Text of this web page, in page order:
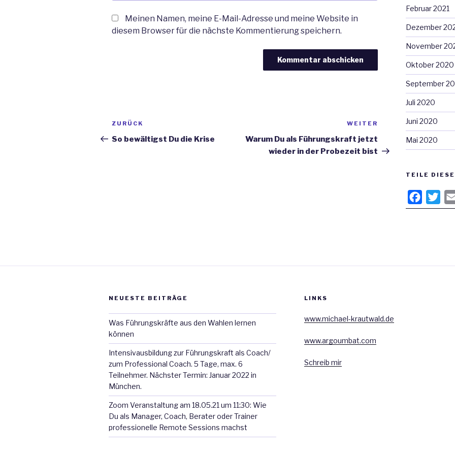
Meinen Namen, meine E-Mail-Adresse und meine Website in
diesem Browser für die nächste Kommentierung speichern.
Beitrags-
Navigation
Vorheriger
Beitrag
ZURÜCK
So bewältigst Du die Krise
Nächster
Beitrag
WEITER
Warum Du als Führungskraft jetzt
wieder in der Probezeit bist
Februar 2021
Dezember
November
Oktober 2020
September
Juli 2020
Juni 2020
Mai 2020
TEILE
a
o
w
e
NEUESTE BEITRÄGE
Was Führungskräfte aus den Wahlen lernen
können
Intensivausbildung zur Führungskraft als Coach/
zum Professional Coach. 5 Tage, max. 6
Teilnehmer. Nächster Termin: Januar 2022 in
München.
Zoom Veranstaltung am 18.05.21 um 11:30: Wie
Du als Manager, Coach, Berater oder Trainer
professionelle Remote Sessions machst
LINKS
www.michael-krautwald.de
www.argoumbat.com
Schreib mir